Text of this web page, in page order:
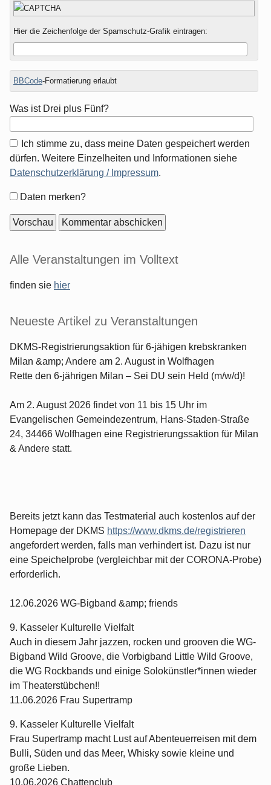
Hier die Zeichenfolge der Spamschutz-Grafik eintragen:
BBCode-Formatierung erlaubt
Was ist Drei plus Fünf?
Ich stimme zu, dass meine Daten gespeichert werden
dürfen. Weitere Einzelheiten und Informationen siehe
Datenschutzerklärung / Impressum.
Formular-
Daten merken?
Seitenleiste
Alle Veranstaltungen im Volltext
finden sie hier
Neueste Artikel zu Veranstaltungen
DKMS-Registrierungsaktion für 6-jähigen krebskranken
Milan &amp; Andere am 2. August in Wolfhagen
Rette den 6-jährigen Milan – Sei DU sein Held (m/w/d)!
Am 2. August 2026 findet von 11 bis 15 Uhr im
Evangelischen Gemeindezentrum, Hans-Staden-Straße
24, 34466 Wolfhagen eine Registrierungssaktion für Milan
& Andere statt.
Bereits jetzt kann das Testmaterial auch kostenlos auf der
Homepage der DKMS https://www.dkms.de/registrieren
angefordert werden, falls man verhindert ist. Dazu ist nur
eine Speichelprobe (vergleichbar mit der CORONA-Probe)
erforderlich.
12.06.2026 WG-Bigband &amp; friends
9. Kasseler Kulturelle Vielfalt
Auch in diesem Jahr jazzen, rocken und grooven die WG-
Bigband Wild Groove, die Vorbigband Little Wild Groove,
die WG Rockbands und einige Solokünstler*innen wieder
im Theaterstübchen!!
11.06.2026 Frau Supertramp
9. Kasseler Kulturelle Vielfalt
Frau Supertramp macht Lust auf Abenteuerreisen mit dem
Bulli, Süden und das Meer, Whisky sowie kleine und
große Lieben.
10.06.2026 Chattenclub